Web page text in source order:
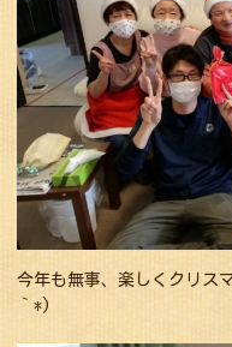
今年も無事、楽しくクリ
｀*)